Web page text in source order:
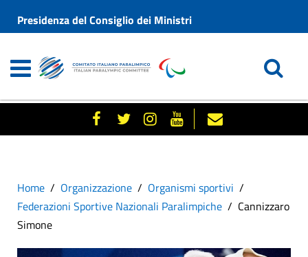
Presidenza del Consiglio dei Ministri
Home Organizzazione
Organismi sportivi
Federazioni Sportive Nazionali Paralimpiche
Cannizzaro
Simone